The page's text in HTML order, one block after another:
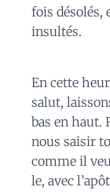
fois désolés,
insultés.
En cette
salut,
bas en haut.
nous saisir
comme il
le, avec